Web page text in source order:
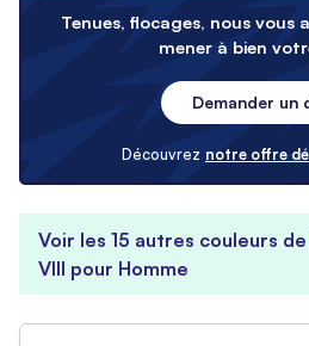
Tenues, flocages, nous vous
mener à bien
Demander un
Découvrez notre offre
Voir les 15 autres couleurs
VIII pour Homme